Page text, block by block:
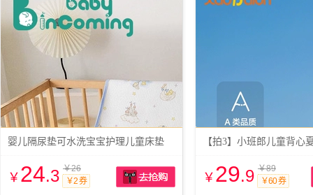
婴儿隔尿垫可水洗宝宝护理儿童床垫
￥ 24.3 ￥26
￥2 券
￥ 29.9 ￥89
￥60 券